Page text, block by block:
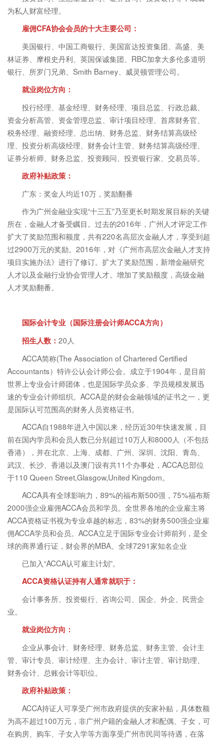
为私人财富经理。
雇佣CFA协会会员的十大主要公司：
美国银行、中国工商银行、美国富达投资集团、高盛、美
林证券、摩根史丹利、英国保诚集团、RBC加拿大多伦多道明
银行、所罗门兄弟、Smith Barney、威灵顿管理公司。
就业岗位方向：
投行经理、基金经理、财务经理、项目总监、行政总裁、
资金分析高管、资金管理总监、审计项目经理、首席财务官、
税务经理、融资经理、总出纳、财务总监、财务结算高级经
理、投资分析高级经理、财务会计主管、财务结算高级经理、
证券分析师、财务总监、投资顾问、投资银行家、交易员等。
政府补贴政策：
广东：奖金人均近10万，奖励翻番
作为广州金融业实现“十三五”乃至更长时期发展目标的关键
所在，金融人才备受瞩目。过去的2016年，广州人才评定工作
扩大了奖励范围和额度，共有220名高层次金融人才，享受到超
过2900万元的奖励。2016年，对《广州市高层次金融人才支持
项目实施办法》进行了修订。扩大了奖励范围，新增金融研究
人才以及金融行业协会管理人才。增加了奖励额度，高级金融
人才奖励翻番。
国际会计专业（国际注册会计师ACCA方向）
招生人数： 20人
ACCA简称(The Association of Chartered Certified
Accountants）特许公认会计师公会。成立于1904年，是目前
世界上专业会计师团体，也是国际学员众多、学员规模发展迅
速的专业会计师组织。ACCA是的财会金融领域的证书之一，更
是国际认可范围高的财务人员资格证书。
ACCA自1988年进入中国以来，经历近30年快速发展，目
前在国内学员和会员人数已分别超过10万人和8000人（不包括
香港），并在北京、上海、成都、广州、深圳、沈阳、青岛、
武汉、长沙、香港以及澳门设有共11个办事处，ACCA总部位
于110 Queen Street,Glasgow,United Kingdom。
ACCA具有全球影响力，89%的福布斯500强，75%福布斯
2000强企业雇佣ACCA会员和学员。全世界各地的企业雇主将
ACCA资格证书视为专业卓越的标志，83%的财务500强企业雇
佣ACCA学员和会员。ACCA立足于国际专业会计师前列，是全
球的商界通行证，财会界的MBA。全球7291家知名企业
已加入“ACCA认可雇主计划”。
ACCA资格认证持有人通常就职于：
会计事务所、投资银行、咨询公司、国企、外企、民营企
业。
就业岗位方向：
企业从事会计、财务经理、财务总监、财务主管、会计主
管、审计专员、审计经理、主办会计、审计主管、审计助理、
财务会计、总账会计等职位。
政府补贴政策：
ACCA持证人可享受广州市政府提供的安家补贴，具体数额
为高不超过100万元，非广州户籍的金融人才和配偶、子女，可
在购房、购车、子女入学等方面享受广州市民同等待遇，在落